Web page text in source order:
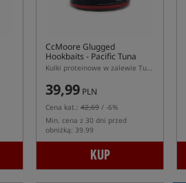
CcMoore Glugged
Hookbaits - Pacific Tuna
Kulki proteinowe w zalewie Tuńczyk
39,99 PLN
Cena kat.: 42,69 / -6%
Min. cena z 30 dni przed
obniżką: 39.99
KUP